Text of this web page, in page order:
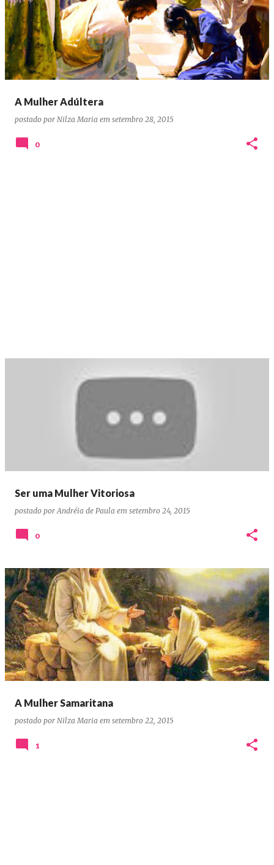
o
s
t
a
g
A Mulher Adúltera
postado por Nilza Maria em setembro 28, 2015
0
Ser uma Mulher Vitoriosa
postado por Andréia de Paula em setembro 24, 2015
0
A Mulher Samaritana
postado por Nilza Maria em setembro 22, 2015
1